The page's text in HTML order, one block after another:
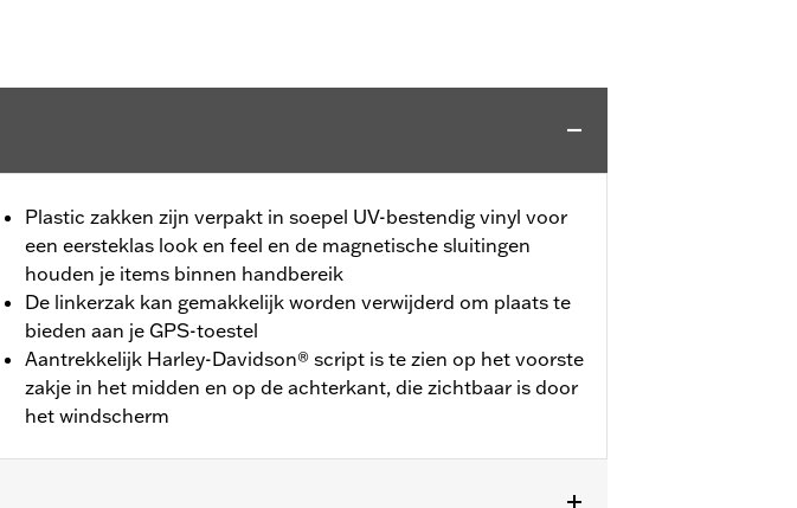
Plastic zakken zijn verpakt in soepel UV-bestendig vinyl voor
een eersteklas look en feel en de magnetische sluitingen
houden je items binnen handbereik
De linkerzak kan gemakkelijk worden verwijderd om plaats te
bieden aan je GPS-toestel
Aantrekkelijk Harley-Davidson® script is te zien op het voorste
zakje in het midden en op de achterkant, die zichtbaar is door
het windscherm